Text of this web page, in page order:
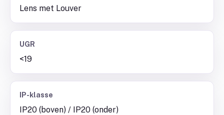
Lens met Louver
UGR
<19
IP-klasse
IP20 (boven) / IP20 (onder)